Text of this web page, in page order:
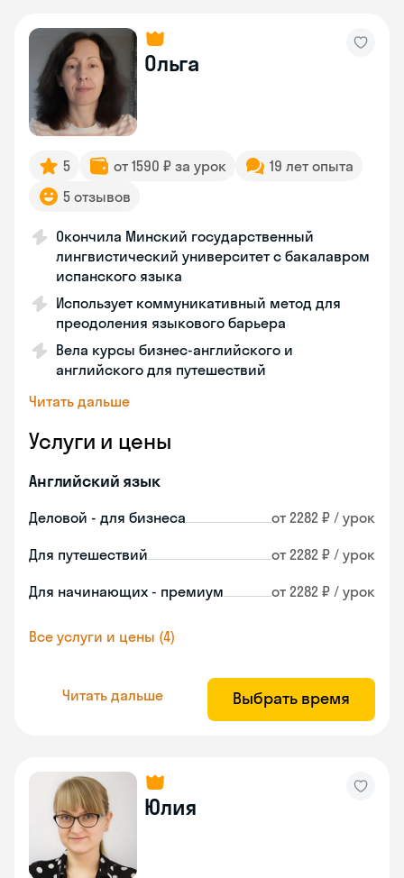
Ольга
5 от 1590 ₽ за урок
19 лет опыта
5 отзывов
Окончила Минский государственный
лингвистический университет с бакалавром
испанского языка
Использует коммуникативный метод для
преодоления языкового барьера
Вела курсы бизнес-английского и
английского для путешествий
Читать дальше
Услуги и цены
Английский язык
Деловой - для бизнеса от 2282 ₽ / урок
Для путешествий от 2282 ₽ / урок
Для начинающих - премиум от 2282 ₽ / урок
Все услуги и цены (4)
Читать дальше Выбрать время
Юлия